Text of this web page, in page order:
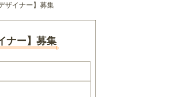
ザイナー】募集
ナー】募集